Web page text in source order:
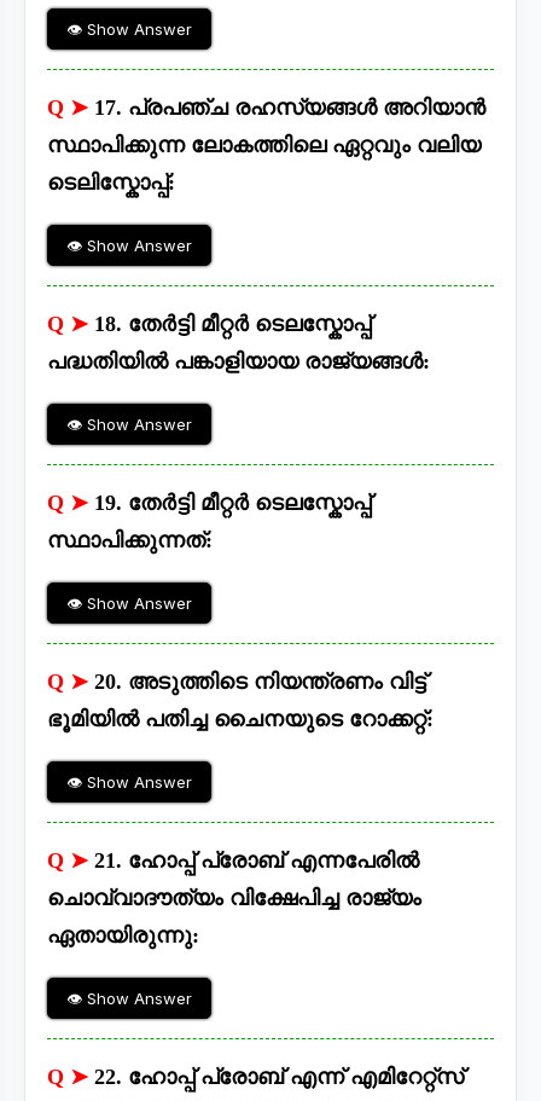
👁 Show Answer
Q ➤ 17. പ്രപഞ്ച രഹസ്യങ്ങൾ അറിയാൻ
സ്ഥാപിക്കുന്ന ലോകത്തിലെ ഏറ്റവും വലിയ
ടെലിസ്കോപ്പ്:
👁 Show Answer
Q ➤ 18. തേർട്ടി മീറ്റർ ടെലസ്കോപ്പ്
പദ്ധതിയിൽ പങ്കാളിയായ രാജ്യങ്ങൾ:
👁 Show Answer
Q ➤ 19. തേർട്ടി മീറ്റർ ടെലസ്കോപ്പ്
സ്ഥാപിക്കുന്നത്:
👁 Show Answer
Q ➤ 20. അടുത്തിടെ നിയന്ത്രണം വിട്ട്
ഭൂമിയിൽ പതിച്ച ചൈനയുടെ റോക്കറ്റ്:
👁 Show Answer
Q ➤ 21. ഹോപ്പ് പ്രോബ് എന്നപേരിൽ
ചൊവ്വാദൗത്യം വിക്ഷേപിച്ച രാജ്യം
ഏതായിരുന്നു:
👁 Show Answer
Q ➤ 22. ഹോപ്പ് പ്രോബ് എന്ന് എമിറേറ്റ്സ്